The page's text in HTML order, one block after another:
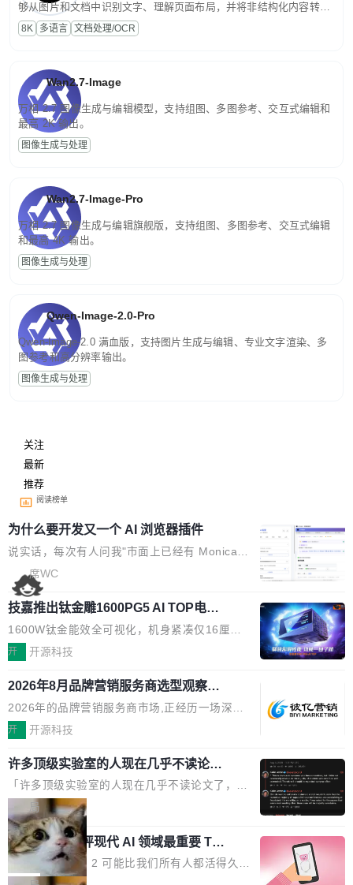
够从图片和文档中识别文字、理解页面布局，并将非结构化内容转换
为便于存储、检索和二次处理的结构化结果。
8K 多语言 文档处理/OCR
Wan2.7-Image
万相 2.7 图像生成与编辑模型，支持组图、多图参考、交互式编辑和
最高 2K 输出。
图像生成与处理
Wan2.7-Image-Pro
万相 2.7 图像生成与编辑旗舰版，支持组图、多图参考、交互式编辑
和最高 4K 输出。
图像生成与处理
Qwen-Image-2.0-Pro
Qwen-Image-2.0 满血版，支持图片生成与编辑、专业文字渲染、多
图参考和高分辨率输出。
图像生成与处理
关注
最新
推荐
阅读榜单
为什么要开发又一个 AI 浏览器插件
说实话，每次有人问我"市面上已经有 Monica、
Sider、Copilot for Chrome 这些 AI 浏览器插件
了，你为什么还要再做一个"，我都觉得这个问题
问得好。 因为我自己也是从用户变成开发者的。
现有产品的天花板 我用过不少 AI 浏览器插件。
刚开始觉得都挺好——选中一段文字，弹出解
要。但用久了你会发现，它们本质上都是同一类
东西：一个带网页上下文的聊天框。 它们能读取
页面的文本，然后把文本丢给大模型，再返回一
段回答。仅此而已。 这当然有用，但总觉得差点
意思。比如我在一个后台管理系统里，需要填50
个表单字段，每个字段还有联动逻辑；比如我
想...
席WC
技嘉推出钛金雕1600PG5 AI TOP电
源：为发烧级主机与本地AI算力打造旗
舰供电方案
1600W钛金能效全可视化，机身紧凑仅16厘米
继2026台北电脑展首度亮相后，技嘉科技近日正
电源专为发烧级DIY主机与本地AI算力平台打
造，整机长度仅16厘米，提供1600W额定功率
与80PLUS钛金能效；支持ATX 3.1与PCIe 5.1
规范，结合服务器级元件、完善供电线材与内置
实时LCD监控屏，可充分满足当下高阶PC主机
的严苛使用需求。 澎湃功率，紧凑机身 钛金雕1
600PG5 AI TOP具备强悍输出功率，同时实现
机身尺寸大幅精简。整机长度仅16厘米，属于同
功率段机身尺寸十分紧凑的1600W电源产品。小
巧机身有效提升市面主流标准A...
开 开源科技
2026年8月品牌营销服务商选型观察：
从流量思维到品牌资产思维的范式转移
2026年的品牌营销服务商市场,正经历一场深刻
的价值重构。全球全案品牌代理机构市场从2025
复合增长率达5.44%,预计2032年将突破120亿美
元。数字广告与公共关系相关服务市场更是从20
25年的8463亿美元扩张至2026年的8763亿美
元。数字的背后是一个清晰的事实——品牌对专
业化营销服务的需求从未如此迫切。 但市场扩容
的同时,服务商的竞争逻辑正在改变。2026年Top
Agency年度合辑的观察指出,“产品”这个离消费
开 开源科技
许多顶级实验室的人现在几乎不读论文
了
「许多顶级实验室的人现在几乎不读论文了，而
且他们认为 ICLR/ICML/NeurIPS 充斥着大量过
度宣传和欺诈。」 OpenAI 研究员 Keller Jorda
n 这条推文引发了广泛讨论。他不是在说风凉
话，他是说出了一个圈内人尽皆知但很少公开捅
破的事实。 Jordan 随后补充了一句软化声明：
局
xAI 前工程师评现代 AI 领域最重要 Top
3 开源项目
Flash Attention 2 可能比我们所有人都活得久。
这句话不是来自某个技术博客，而是出自 Hieu